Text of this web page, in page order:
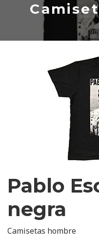
Pablo
negra
Camisetas hombre